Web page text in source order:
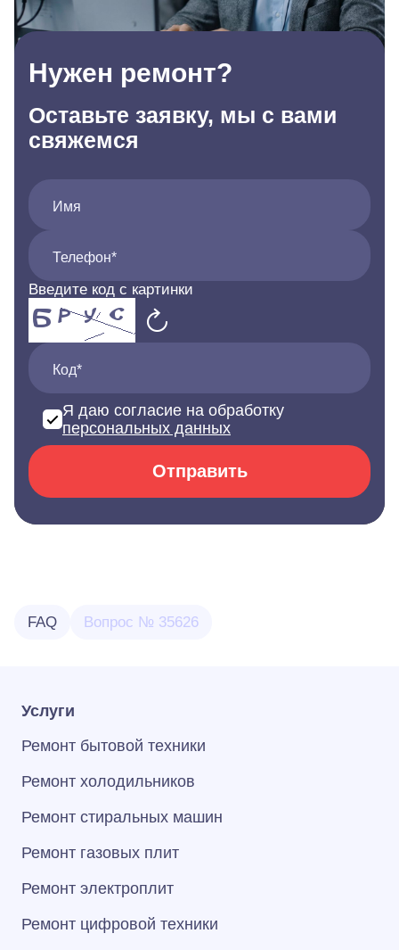
Нужен ремонт?
Оставьте заявку, мы с вами
свяжемся
Имя
Телефон*
Введите код с картинки
Код*
Я даю согласие на обработку
персональных данных
Отправить
FAQ Вопрос № 35626
Услуги
Ремонт бытовой техники
Ремонт холодильников
Ремонт стиральных машин
Ремонт газовых плит
Ремонт электроплит
Ремонт цифровой техники